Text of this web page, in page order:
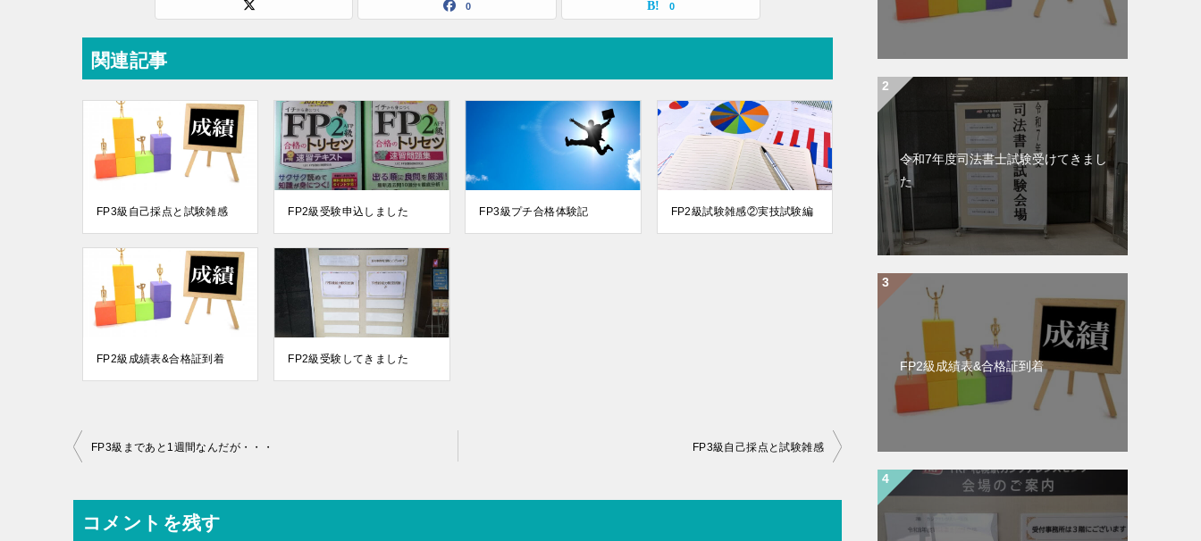
0 0
関連記事
FP3級自己採点と試験雑感 FP2級受験申込しました FP3級プチ合格体験記 FP2級試験雑感②実技試験編
FP2級成績表&合格証到着 FP2級受験してきました
投
ナ
ビ
FP3級まであと1週間なんだが・・・ FP3級自己採点と試験雑感
コメントを残す
令和7年度司法書士試験受けてきまし
た
FP2級成績表&合格証到着